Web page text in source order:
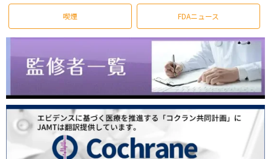
喫煙 FDAニュース